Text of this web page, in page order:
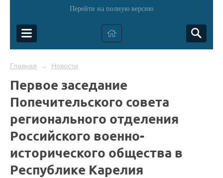
Перейти на полную версию
Главная → Новости
Первое заседание
Попечительского совета
регионального отделения
Российского военно-
исторического общества в
Республике Карелия